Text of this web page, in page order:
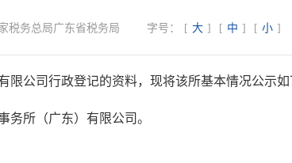
税务总局广东省税务局 字号： [ 大 ] [ 中 ] [ 小 ]
公司行政登记的资料，现将该所基本情况公示如
务所（广东）有限公司。